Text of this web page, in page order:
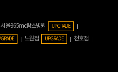
서울365mc람스병원 UPGRADE
노원점 UPGRADE
천호점